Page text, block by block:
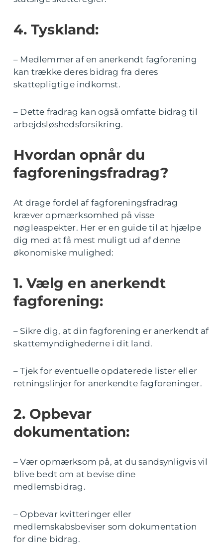
4. Tyskland:
– Medlemmer af en anerkendt fagforening
kan trække deres bidrag fra deres
skattepligtige indkomst.
– Dette fradrag kan også omfatte bidrag til
arbejdsløshedsforsikring.
Hvordan opnår du
fagforeningsfradrag?
At drage fordel af fagforeningsfradrag
kræver opmærksomhed på visse
nøgleaspekter. Her er en guide til at hjælpe
dig med at få mest muligt ud af denne
økonomiske mulighed:
1. Vælg en anerkendt
fagforening:
– Sikre dig, at din fagforening er anerkendt af
skattemyndighederne i dit land.
– Tjek for eventuelle opdaterede lister eller
retningslinjer for anerkendte fagforeninger.
2. Opbevar
dokumentation:
– Vær opmærksom på, at du sandsynligvis vil
blive bedt om at bevise dine
medlemsbidrag.
– Opbevar kvitteringer eller
medlemskabsbeviser som dokumentation
for dine bidrag.